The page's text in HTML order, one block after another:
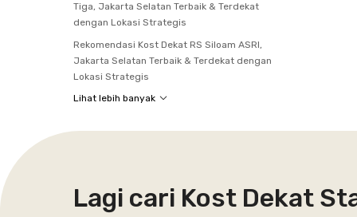
Tiga, Jakarta Selatan Terbaik & Terdekat
dengan Lokasi Strategis
Rekomendasi Kost Dekat RS Siloam ASRI,
Jakarta Selatan Terbaik & Terdekat dengan
Lokasi Strategis
Lihat lebih banyak
Lagi cari Kost Dekat